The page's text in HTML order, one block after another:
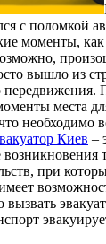
с поломкой
моменты,
вышло из
места
необходимо
Киев –
при